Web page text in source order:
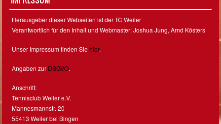
Herausgeber dieser Webseiten ist der TC Weiler
Verantwortlich für den Inhalt und Webmaster: Joshua Jung, Arnd Kösters
Unser Impressum finden Siehier.
Angaben zur DSGVO.
Anschrift:
Tennisclub Weiler e.V.
Mannesmannstr. 20
55413 Weiler bei Bingen